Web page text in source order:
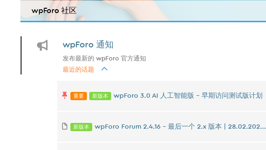
wpForo 社区
wpForo 通知
发布最新的 wpForo 官方通知
最近的话题
重要 新版本 wpForo 3.0 AI 人工智能版 - 早期访问测试版计划
新版本 wpForo Forum 2.4.16 – 最后一个 2.x 版本 | 28.02.202...